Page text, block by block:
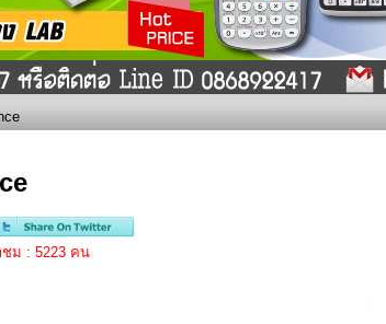
ชม : 5223 คน